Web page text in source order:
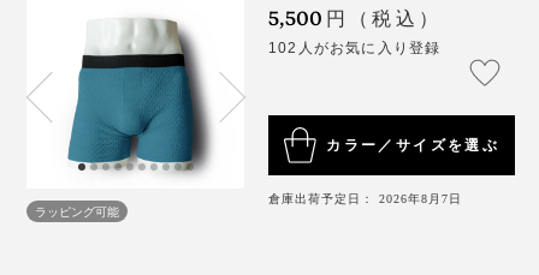
ラッピング可能
5,500 円（税込）
102人がお気に入り登録
カラー／サイズを選ぶ
倉庫出荷予定日： 2026年8月7日